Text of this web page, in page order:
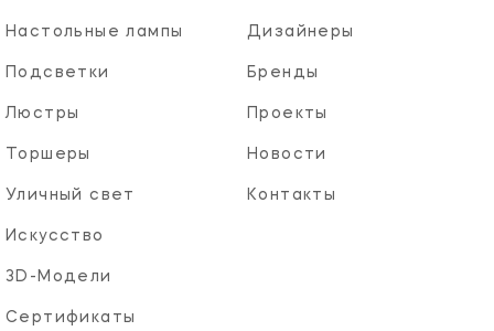
Настольные лампы
Подсветки
Люстры
Торшеры
Уличный свет
Искусство
3D-Модели
Сертификаты
Дизайнеры
Бренды
Проекты
Новости
Контакты